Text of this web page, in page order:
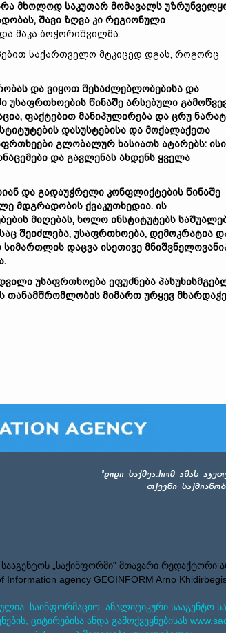
მხოლოდ საკუთარ მომავალს
, შავი ზღვა კი რეგიონული
მაკა ბოჭორიშვილმა.
საქართველო მტკიცედ დგას, როგორც
და ვიყოთ შესაძლებლობებისა და
უსაფრთხოების წინაშე არსებული
, ფაქტებით მანიპულირება და ცრუ
დასუსტებისა და მოქალაქეთა
გლობალურ ხასიათს ატარებს:
და გავლენას ახდენს ყველა
და გადაუჭრელი კონფლიქტების წინაშე
მდგრადობის ქვაკუთხედია. ის
მიღებას, ხოლო ინსტიტუტებს
შეიძლება, უსაფრთხოება, დემოკრატია
სიმართლის დაცვა ისეთივე
.
უსაფრთხოება ეფუძნება
თანამშრომლობის მიმართ ურყევ
„საქინფორმი” მთავარი რედაქტორი
Information agency GEOINFORM Arno
საინფორმაციო–ანალიტიკური სააგენტო
ციტირებისა ანდა გამოქვეყნებისას